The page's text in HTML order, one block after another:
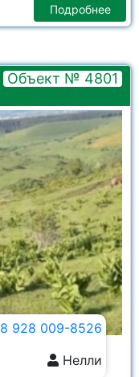
Подробнее
Объект № 4801
8 928 009-8526
Нелли